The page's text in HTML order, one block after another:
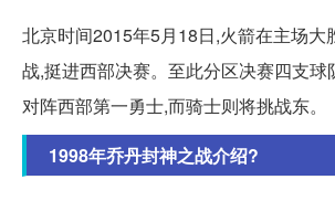
北京时间2015年5月18日,火箭在主场大
战,挺进西部决赛。至此分区决赛四支球
对阵西部第一勇士,而骑士则将挑战东。
1998年乔丹封神之战介绍?